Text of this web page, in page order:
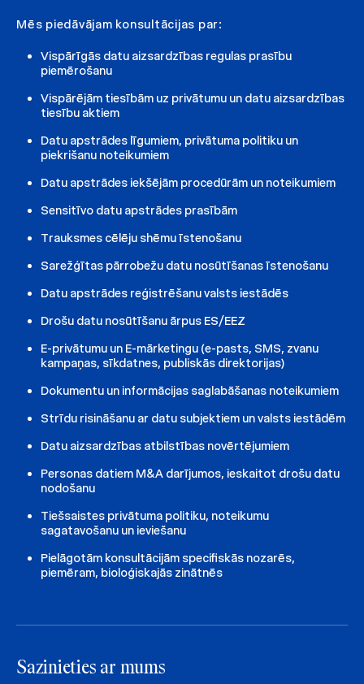
Mēs piedāvājam konsultācijas par:
Vispārīgās datu aizsardzības regulas prasību
piemērošanu
Vispārējām tiesībām uz privātumu un datu aizsardzības
tiesību aktiem
Datu apstrādes līgumiem, privātuma politiku un
piekrišanu noteikumiem
Datu apstrādes iekšējām procedūrām un noteikumiem
Sensitīvo datu apstrādes prasībām
Trauksmes cēlēju shēmu īstenošanu
Sarežģītas pārrobežu datu nosūtīšanas īstenošanu
Datu apstrādes reģistrēšanu valsts iestādēs
Drošu datu nosūtīšanu ārpus ES/EEZ
E-privātumu un E-mārketingu (e-pasts, SMS, zvanu
kampaņas, sīkdatnes, publiskās direktorijas)
Dokumentu un informācijas saglabāšanas noteikumiem
Strīdu risināšanu ar datu subjektiem un valsts iestādēm
Datu aizsardzības atbilstības novērtējumiem
Personas datiem M&A darījumos, ieskaitot drošu datu
nodošanu
Tiešsaistes privātuma politiku, noteikumu
sagatavošanu un ieviešanu
Pielāgotām konsultācijām specifiskās nozarēs,
piemēram, bioloģiskajās zinātnēs
Sazinieties ar mums